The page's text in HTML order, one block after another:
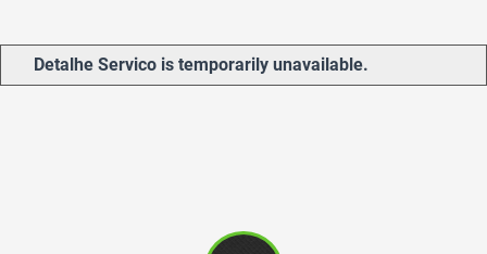
Detalhe Servico is temporarily unavailable.